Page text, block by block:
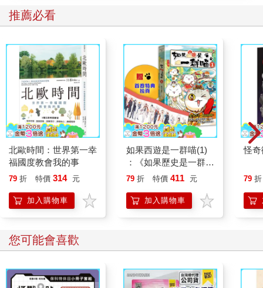
推薦必看
北歐時間：世界第一幸
福國度教會我的事
79 折 特價 314 元
加入購物車
如果西遊是一群喵(1)
：《如果歷史是一群
喵》作者最新力作，附
79 折 特價 411 元
加入購物車
怪
79 折
您可能會喜歡